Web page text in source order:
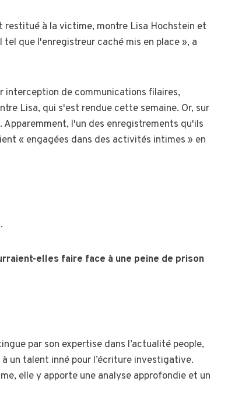
restitué à la victime, montre Lisa Hochstein et
que l'enregistreur caché mis en place », a
interception de communications filaires,
Lisa, qui s'est rendue cette semaine. Or, sur
Apparemment, l'un des enregistrements qu'ils
« engagées dans des activités intimes » en
elles faire face à une peine de prison
par son expertise dans l’actualité people,
un talent inné pour l’écriture investigative.
elle y apporte une analyse approfondie et un